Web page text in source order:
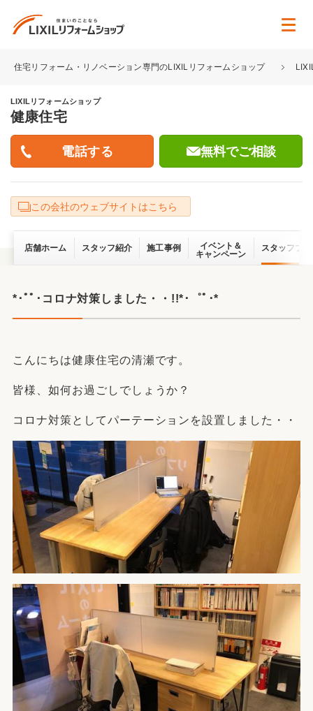
住宅リフォーム・リノベーション専門のLIXILリフォームショップ
LIXILリフォームショップ
健康住宅
無料でご相談
この会社のウェブサイトはこちら
店舗ホーム スタッフ紹介 施工事例
イベント＆
キャンペーン
スタッフブ
*･ﾟﾟ･コロナ対策しました・・!!*･゜ﾟ･*
こんにちは健康住宅の清瀬です。
皆様、如何お過ごしでしょうか？
コロナ対策としてパーテーションを設置しました・・